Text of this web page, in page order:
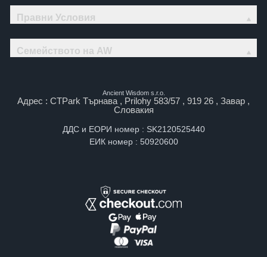
Правни Условия
Семейството на AW
Ancient Wisdom s.r.o.
Адрес : CTPark Търнава , Prilohy 583/57 , 919 26 , Завар ,
Словакия
ДДС и ЕОРИ номер : SK2120525440
ЕИК номер : 50920600